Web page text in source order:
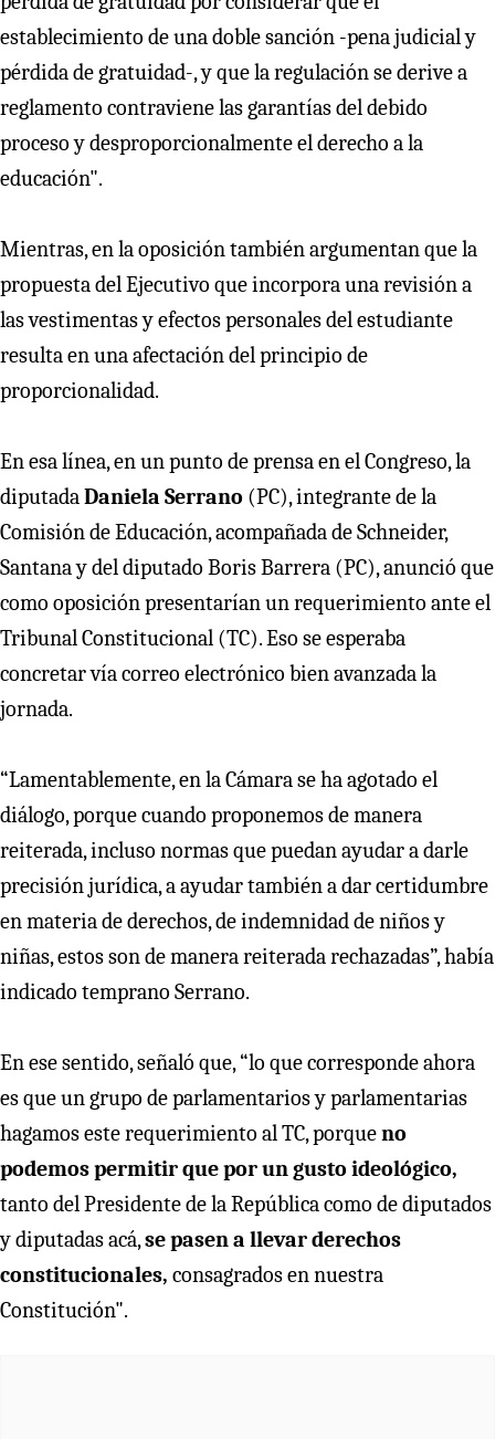
establecimiento de una doble sanción -pena judicial y
pérdida de gratuidad-, y que la regulación se derive a
reglamento contraviene las garantías del debido
proceso y desproporcionalmente el derecho a la
educación".
Mientras, en la oposición también argumentan que la
propuesta del Ejecutivo que incorpora una revisión a
las vestimentas y efectos personales del estudiante
resulta en una afectación del principio de
proporcionalidad.
En esa línea, en un punto de prensa en el Congreso, la
diputadaDaniela Serrano (PC), integrante de la
Comisión de Educación, acompañada de Schneider,
Santana y del diputado Boris Barrera (PC), anunció que
como oposición presentarían un requerimiento ante el
Tribunal Constitucional (TC). Eso se esperaba
concretar vía correo electrónico bien avanzada la
jornada.
“Lamentablemente, en la Cámara se ha agotado el
diálogo, porque cuando proponemos de manera
reiterada, incluso normas que puedan ayudar a darle
precisión jurídica, a ayudar también a dar certidumbre
en materia de derechos, de indemnidad de niños y
niñas, estos son de manera reiterada rechazadas”, había
indicado temprano Serrano.
En ese sentido, señaló que, “lo que corresponde ahora
es que un grupo de parlamentarios y parlamentarias
hagamos este requerimiento al TC, porqueno
podemos permitir que por un gusto ideológico,
tanto del Presidente de la República como de diputados
y diputadas acá,se pasen a llevar derechos
constitucionales, consagrados en nuestra
Constitución".